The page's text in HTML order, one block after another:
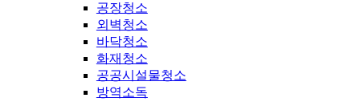
공장청소
외벽청소
바닥청소
화재청소
공공시설물청소
방역소독